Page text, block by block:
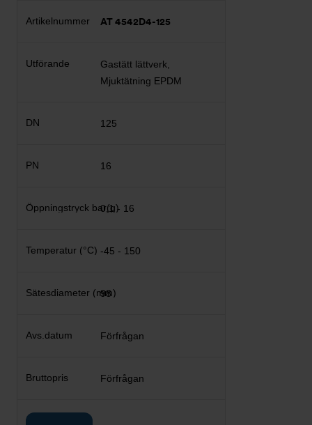
AT 4542D4-125
Gastätt lättverk,
Mjuktätning EPDM
125
16
0,1 - 16
-45 - 150
98
Förfrågan
Förfrågan